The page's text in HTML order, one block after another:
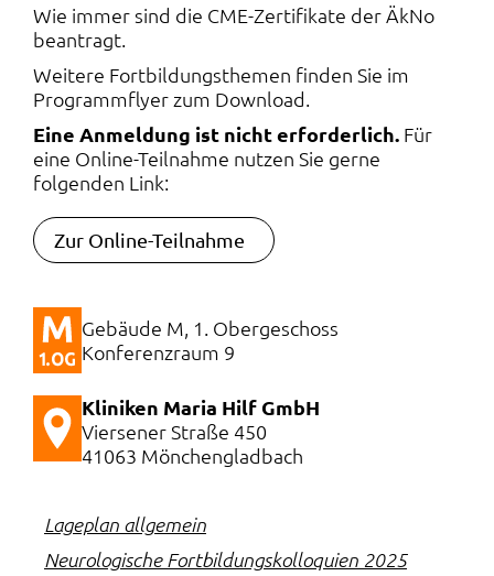
Wie immer sind die CME-Zertifikate der ÄkNo
beantragt.
Weitere Fortbildungsthemen finden Sie im
Programmflyer zum Download.
Eine Anmeldung ist nicht erforderlich. Für
eine Online-Teilnahme nutzen Sie gerne
folgenden Link:
Zur Online-Teilnahme
Gebäude M, 1. Obergeschoss
Konferenzraum 9
Kliniken Maria Hilf GmbH
Viersener Straße 450
41063 Mönchengladbach
Lageplan allgemein
Neurologische Fortbildungskolloquien 2025